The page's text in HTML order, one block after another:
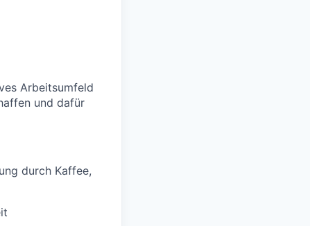
Arbeitsumfeld
und dafür
durch Kaffee,